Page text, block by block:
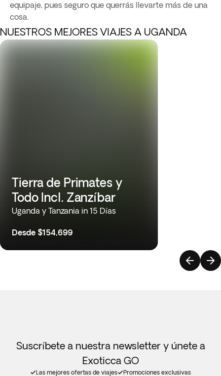
equipaje, pues seguro que querrás llevarte más de una
cosa.
NUESTROS MEJORES VIAJES A UGANDA
Tierra de Primates y
Todo Incl. Zanzíbar
Uganda y Tanzania in 15 Días
Desde $154,699
Suscríbete a nuestra newsletter y únete a
Exoticca GO
Las mejores ofertas de viajes
Promociones exclusivas